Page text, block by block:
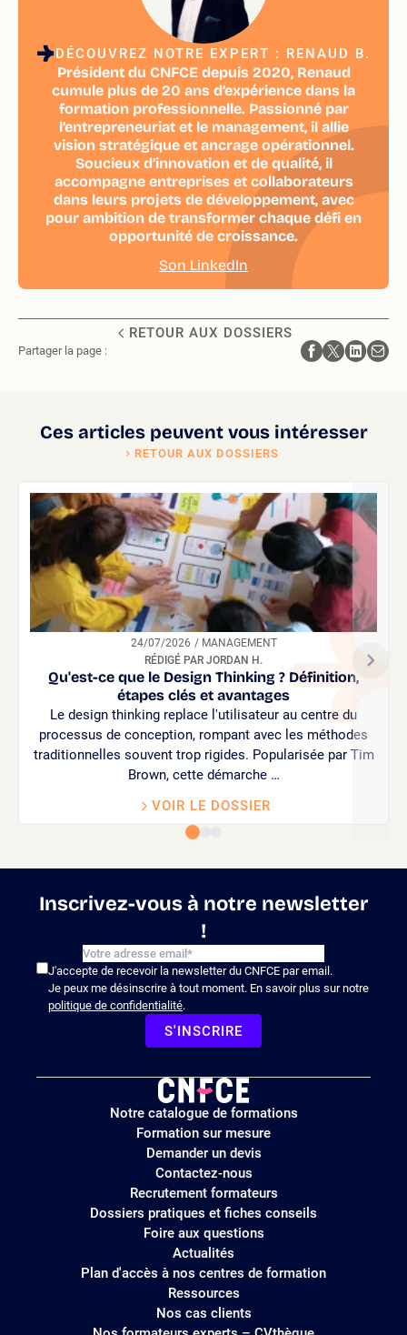
DÉCOUVREZ NOTRE EXPERT : RENAUD B.
Président du CNFCE depuis 2020, Renaud
cumule plus de 20 ans d’expérience dans la
formation professionnelle. Passionné par
l’entrepreneuriat et le management, il allie
vision stratégique et ancrage opérationnel.
Soucieux d’innovation et de qualité, il
accompagne entreprises et collaborateurs
dans leurs projets de développement, avec
pour ambition de transformer chaque défi en
opportunité de croissance.
Son LinkedIn
RETOUR AUX DOSSIERS
Partager la page :
Ces articles peuvent vous intéresser
RETOUR AUX DOSSIERS
24/07/2026
/ MANAGEMENT
RÉDIGÉ PAR JORDAN H.
Qu'est-ce que le Design Thinking ? Définition,
étapes clés et avantages
Le design thinking replace l'utilisateur au centre du
processus de conception, rompant avec les méthodes
traditionnelles souvent trop rigides. Popularisée par Tim
Brown, cette démarche …
VOIR LE DOSSIER
Inscrivez-vous à notre newsletter
!
J'accepte de recevoir la newsletter du CNFCE par email.
Je peux me désinscrire à tout moment. En savoir plus sur notre
politique de confidentialité.
S'INSCRIRE
Logo
site
Notre catalogue de formations
Formation sur mesure
Demander un devis
Contactez-nous
Recrutement formateurs
Dossiers pratiques et fiches conseils
Foire aux questions
Actualités
Plan d'accès à nos centres de formation
Ressources
Nos cas clients